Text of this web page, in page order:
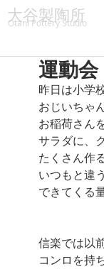
大谷製陶所
Otani Pottery Studio
運動会
昨日は小学
おじいちゃ
お稲荷さん
サラダに、
たくさん作
いつもと違
できてくる
信楽では以
コンロを持